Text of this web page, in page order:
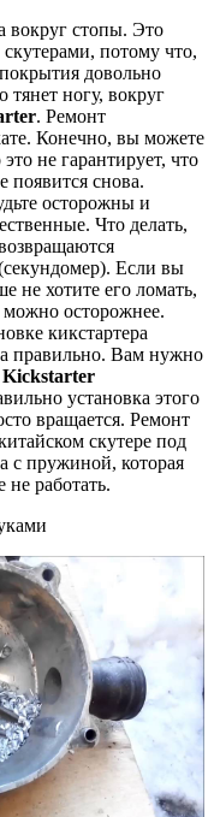
вокруг стопы. Это
потому что,
довольно
тянет ногу, вокруг
. Ремонт
Конечно, вы можете
не гарантирует, что
появится снова.
осторожны и
Что делать,
Если вы
не хотите его ломать,
можно осторожнее.
кикстартера
правильно. Вам нужно
Kickstarter
установка этого
вращается. Ремонт
скутере под
с пружиной, которая
не работать.